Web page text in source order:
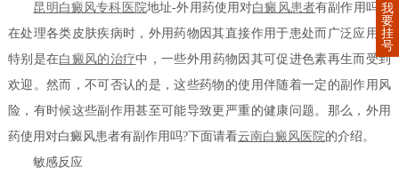
昆明白癜风专科医院地址-外用药使用对白癜风患者有副作用吗？
在处理各类皮肤疾病时，外用药物因其直接作用于患处而广泛应用。
特别是在白癜风的治疗中，一些外用药物因其可促进色素再生而受到
欢迎。然而，不可否认的是，这些药物的使用伴随着一定的副作用风
险，有时候这些副作用甚至可能导致更严重的健康问题。那么，外用
药使用对白癜风患者有副作用吗?下面请看云南白癜风医院的介绍。
敏感反应
我
要
挂
号